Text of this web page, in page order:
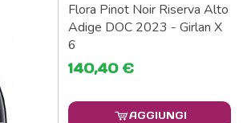
Flora Pinot Noir Riserva Alto
Adige DOC 2023 - Girlan X
6
140,40 €
AGGIUNGI